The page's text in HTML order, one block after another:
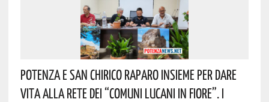
Potenza E San Chirico Raparo Insieme Per Dare
Vita Alla Rete Dei “Comuni Lucani In Fiore”. I